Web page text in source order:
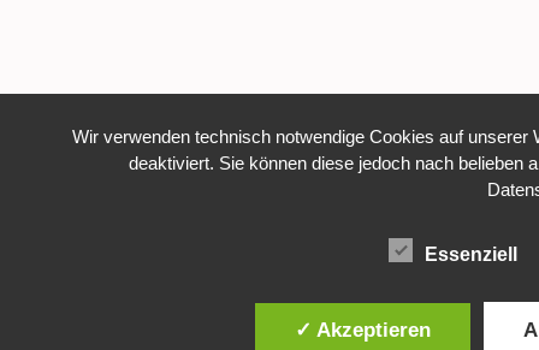
Wir verwenden technisch notwendige Cookies auf
deaktiviert. Sie können diese jedoch nach belieben
Essenziell
✓ Akzeptieren